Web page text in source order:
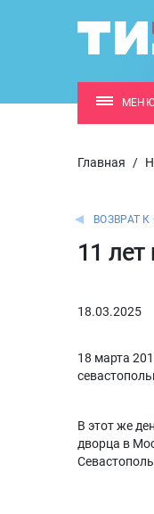
Главная /
ВОЗВРАТ
11
18.03.2025
18 марта
В этот же
дворца в